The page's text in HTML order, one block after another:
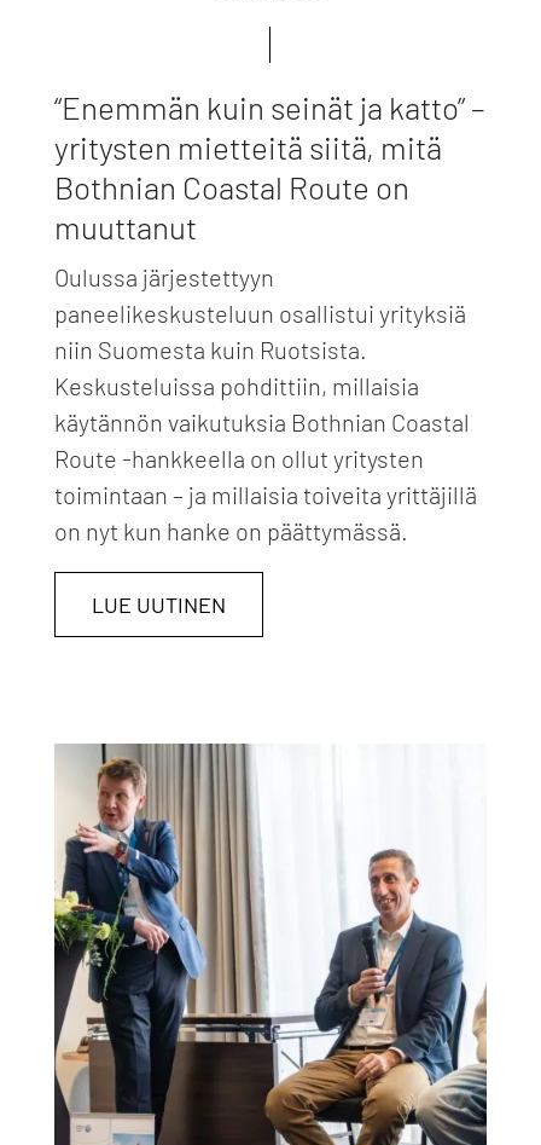
“Enemmän kuin seinät ja katto” –
yritysten mietteitä siitä, mitä
Bothnian Coastal Route on
muuttanut
Oulussa järjestettyyn
paneelikeskusteluun osallistui yrityksiä
niin Suomesta kuin Ruotsista.
Keskusteluissa pohdittiin, millaisia
käytännön vaikutuksia Bothnian Coastal
Route -hankkeella on ollut yritysten
toimintaan – ja millaisia toiveita yrittäjillä
on nyt kun hanke on päättymässä.
LUE UUTINEN